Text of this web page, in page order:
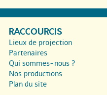
RACCOURCIS
Lieux de projection
Partenaires
Qui sommes-nous ?
Nos productions
Plan du site